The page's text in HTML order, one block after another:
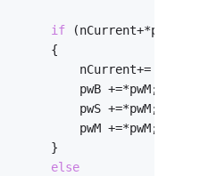
if
						{
							nCurrent+= *pwM;
							pwS +=*pwM;
							pwM +=*pwM;
						}
else